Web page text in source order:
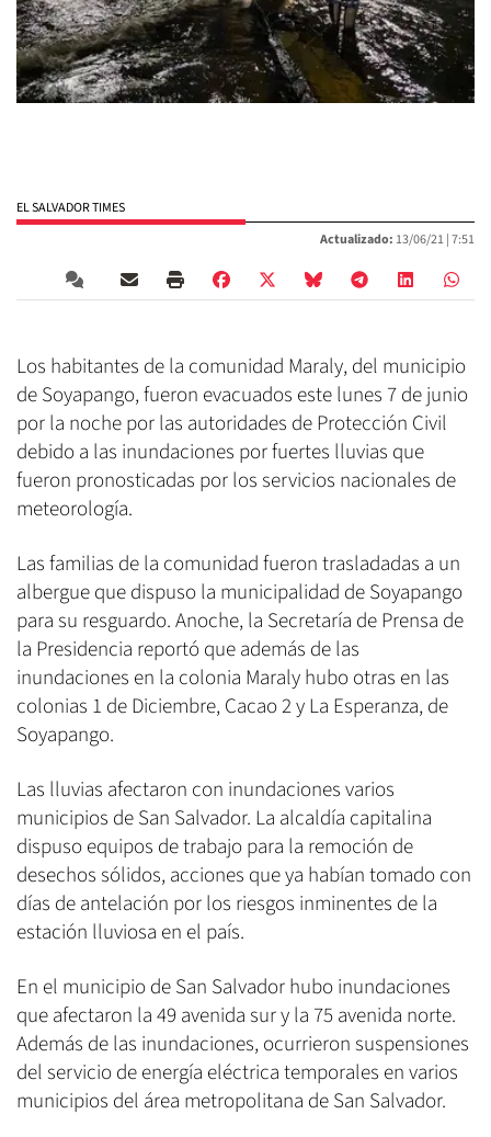
EL SALVADOR TIMES
Actualizado: 13/06/21 |7:51
Los habitantes de la comunidad Maraly, del municipio
de Soyapango, fueron evacuados este lunes 7 de junio
por la noche por las autoridades de Protección Civil
debido a las inundaciones por fuertes lluvias que
fueron pronosticadas por los servicios nacionales de
meteorología.
Las familias de la comunidad fueron trasladadas a un
albergue que dispuso la municipalidad de Soyapango
para su resguardo. Anoche, la Secretaría de Prensa de
la Presidencia reportó que además de las
inundaciones en la colonia Maraly hubo otras en las
colonias 1 de Diciembre, Cacao 2 y La Esperanza, de
Soyapango.
Las lluvias afectaron con inundaciones varios
municipios de San Salvador. La alcaldía capitalina
dispuso equipos de trabajo para la remoción de
desechos sólidos, acciones que ya habían tomado con
días de antelación por los riesgos inminentes de la
estación lluviosa en el país.
En el municipio de San Salvador hubo inundaciones
que afectaron la 49 avenida sur y la 75 avenida norte.
Además de las inundaciones, ocurrieron suspensiones
del servicio de energía eléctrica temporales en varios
municipios del área metropolitana de San Salvador.